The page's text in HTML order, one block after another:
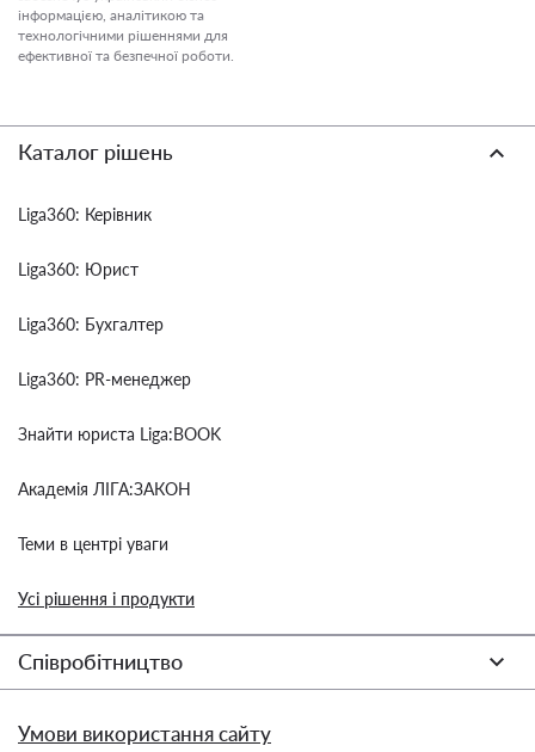
інформацією, аналітикою та
технологічними рішеннями для
ефективної та безпечної роботи.
Каталог рішень
Liga360: Керівник
Liga360: Юрист
Liga360: Бухгалтер
Liga360: PR-менеджер
Знайти юриста Liga:BOOK
Академія ЛІГА:ЗАКОН
Теми в центрі уваги
Усі рішення і продукти
Співробітництво
Умови використання сайту